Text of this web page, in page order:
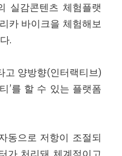
실감콘텐츠 체험플랫
카 바이크을 체험해보
.
고 양방향(인터랙티브)
’를 할 수 있는 플랫폼
동으로 저항이 조절되
가 처리돼 체계적이고